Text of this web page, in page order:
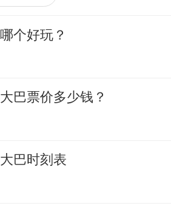
个好玩？
巴票价多少钱？
巴时刻表